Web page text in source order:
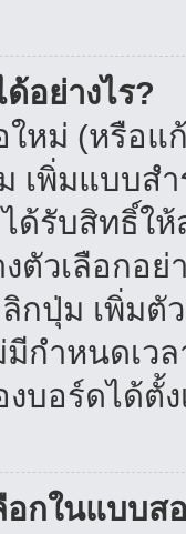
อย่างไร?
หม่ (หรือ
เพิ่มแบบส
ด้รับสิทธิ์ใ
ตัวเลือกอย่
ปุ่ม เพิ่มตั
กำหนดเว
บอร์ดได้ตั้ง
อกในแบบส